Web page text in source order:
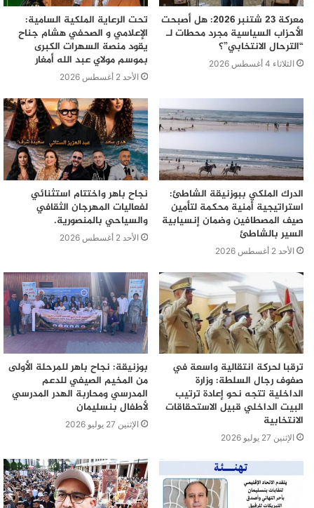
معركة 23 شتنبر 2026: هل أصبحت
الأحزاب السياسية مجرد محطات لـ
“الترحال الانتخابي”؟
الثلاثاء 4 أغسطس 2026
تحت الرعاية الملكية السامية:
الإعلامي و الصحفي هشام جناح
يقود منصة السهرات الكبرى
بموسم مولاي عبد الله أمغار
الأحد 2 أغسطس 2026
الدرك الملكي ببوزنيقة الشاطئ:
استراتيجية أمنية محكمة لتأمين
صيف المصطافين وضمان إنسيابية
السير بالشاطئ
الأحد 2 أغسطس 2026
نجاح باهر واختتام استثنائي
لفعاليات المهرجان الثقافي
والسياحي بالمنصورية.
الأحد 2 أغسطس 2026
ترقبا لحركة انتقالية واسعة في
صفوف رجال السلطة: وزارة
الداخلية تتجه نحو إعادة ترتيب
البيت الداخلي قبيل الاستحقاقات
الانتخابية
الإثنين 27 يوليو 2026
بوزنيقة: نجاح باهر للمرحلة الأولى
من المخيم الصيفي للدعم
المدرسي ومحاربة الهدر المدرسي
لأطفال بنسليمان
الإثنين 27 يوليو 2026